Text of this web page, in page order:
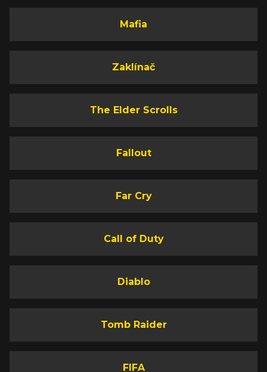
Mafia
Zaklínač
The Elder Scrolls
Fallout
Far Cry
Call of Duty
Diablo
Tomb Raider
FIFA